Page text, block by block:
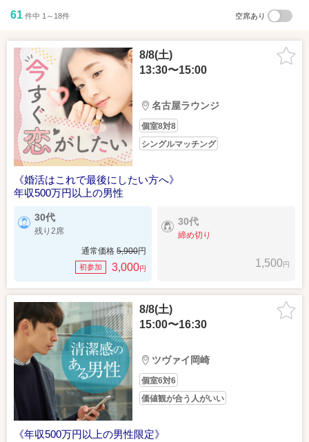
61 件中 1～18件 空席あり
8/8(土)
13:30〜15:00
名古屋ラウンジ
個室8対8
シングルマッチング
《婚活はこれで最後にしたい方へ》
年収500万円以上の男性
30代
残り2席
通常価格 5,900円
初参加 3,000円
30代
締め切り
1,500円
8/8(土)
15:00〜16:30
ツヴァイ岡崎
個室6対6
価値観が合う人がいい
《年収500万円以上の男性限定》